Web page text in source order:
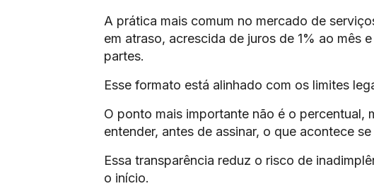
A prática mais comum no mercado de
em atraso, acrescida de juros de 1% ao mês
partes.
Esse formato está alinhado com os limites
O ponto mais importante não é o percentual,
entender, antes de assinar, o que acontece
Essa transparência reduz o risco de
o início.